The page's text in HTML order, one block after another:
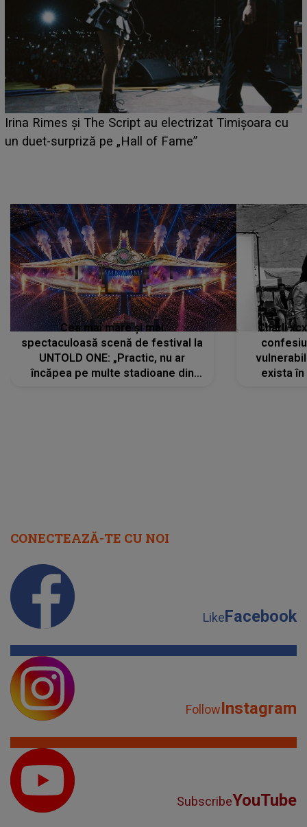
au electrizat Timișoara cu
of Fame”
HOROSCOP 6 august
câștige mai mulți bani.
Cea mai mare și mai
spectaculoasă scenă de festival la
UNTOLD ONE: „Practic, nu ar
încăpea pe multe stadioane din
Charli
exista
CONECTEAZĂ-TE CU NOI
LikeFacebook
FollowInstagram
SubscribeYouTube